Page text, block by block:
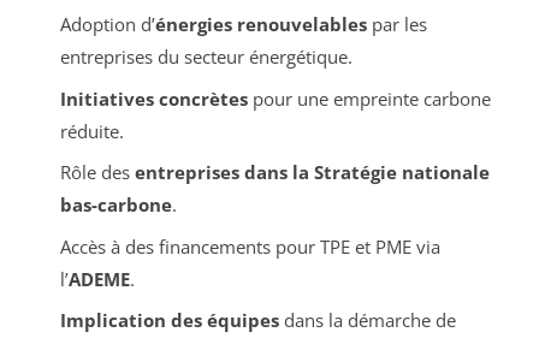
Adoption d’énergies renouvelablespar les
entreprises du secteur énergétique.
Initiatives concrètespour une empreinte carbone
réduite.
Rôle des entreprises dans la Stratégie nationale
bas-carbone.
Accès à des financements pour TPE et PME via
l’ADEME.
Implication des équipesdans la démarche de